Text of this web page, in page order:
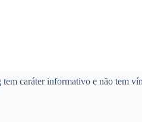
tem caráter informativo e não tem